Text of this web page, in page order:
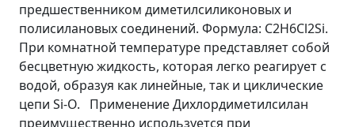
предшественником диметилсиликоновых и
полисилановых соединений. Формула: C2H6Cl2Si.
При комнатной температуре представляет собой
бесцветную жидкость, которая легко реагирует с
водой, образуя как линейные, так и циклические
цепи Si-O. Применение Дихлордиметилсилан
преимущественно используется при